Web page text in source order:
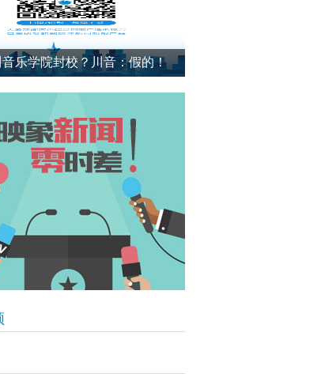
音乐学院封校？川音：假的！